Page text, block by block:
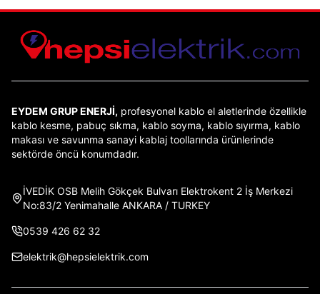
EYDEM GRUP ENERJİ, profesyonel kablo el aletlerinde özellikle
kablo kesme, pabuç sıkma, kablo soyma, kablo sıyırma, kablo
makası ve savunma sanayi kablaj toollarında ürünlerinde
sektörde öncü konumdadır.
İVEDİK OSB Melih Gökçek Bulvarı Elektrokent 2 İş Merkezi
No:83/2 Yenimahalle ANKARA / TURKEY
0539 426 62 32
elektrik@hepsielektrik.com